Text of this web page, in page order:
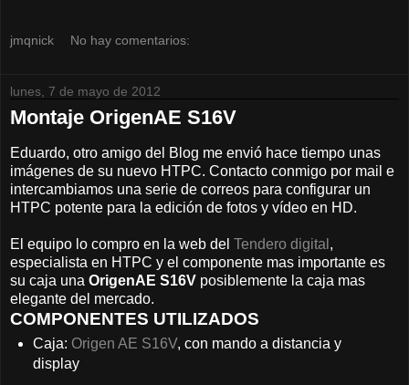
jmqnick No hay comentarios:
lunes, 7 de mayo de 2012
Montaje OrigenAE S16V
Eduardo, otro amigo del Blog me envió hace tiempo unas
imágenes de su nuevo HTPC. Contacto conmigo por mail e
intercambiamos una serie de correos para configurar un
HTPC potente para la edición de fotos y vídeo en HD.
El equipo lo compro en la web del Tendero digital ,
especialista en HTPC y el componente mas importante es
su caja una OrigenAE S16V posiblemente la caja mas
elegante del mercado.
COMPONENTES UTILIZADOS
Caja: Origen AE S16V, con mando a distancia y
display